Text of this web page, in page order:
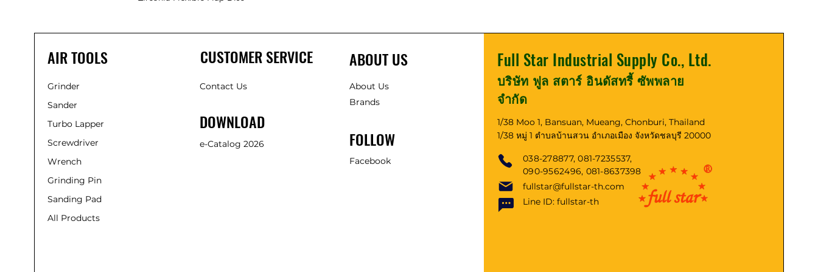
AIR TOOLS
Grinder
Sander
Turbo Lapper
Screwdriver
Wrench
Grinding Pin
Sanding Pad
All Products
CUSTOMER SERVICE
Contact Us
DOWNLOAD
e-Catalog 2026
ABOUT US
About Us
Brands
FOLLOW
Facebook
Full Star Industrial Supply Co., Ltd.
บริษัท ฟูล สตาร์ อินดัสทรี้ ซัพพลาย
จำกัด
1/38 Moo 1, Bansuan, Mueang, Chonburi, Thailand
1/38 หมู่ 1 ตำบลบ้านสวน อำเภอเมือง จังหวัดชลบุรี 20000
038-278877, 081-7235537,
090-9562496, 081-8637398
fullstar@fullstar-th.com
Line ID: fullstar-th